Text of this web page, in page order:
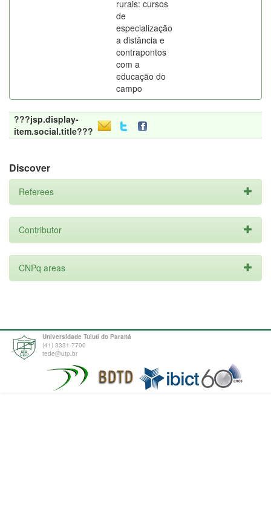
rurais: cursos
de
especialização
a distância e
contrapontos
com a
educação do
campo
???jsp.display-
item.social.title???
Discover
Referees
Contributor
CNPq areas
Universidade Tuiuti do Paraná
(41) 3331-7700
tede@utp.br